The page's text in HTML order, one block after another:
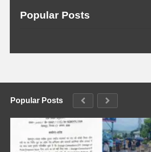
Popular Posts
Popular Posts